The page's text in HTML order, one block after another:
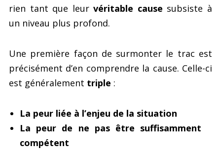
rien tant que leurvéritable cause subsiste à
un niveau plus profond.
Une première façon de surmonter le trac est
précisément d’en comprendre la cause. Celle-ci
est généralement triple :
La peur liée à l’enjeu de la situation
La peur de ne pas être suffisamment
compétent